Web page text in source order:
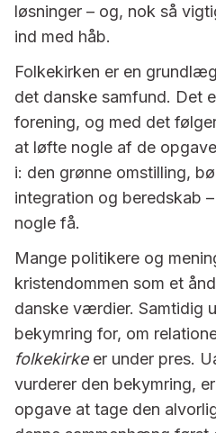
løsninger – og, nok så
ind med håb.
Folkekirken er en
det danske samfund. Det
forening, og med det
at løfte nogle af de
i: den grønne omstilling,
integration og beredskab
nogle få.
Mange politikere og
kristendommen som et
danske værdier. Samtidig
bekymring for, om
folkekirkeer under pres.
vurderer den bekymring,
opgave at tage den